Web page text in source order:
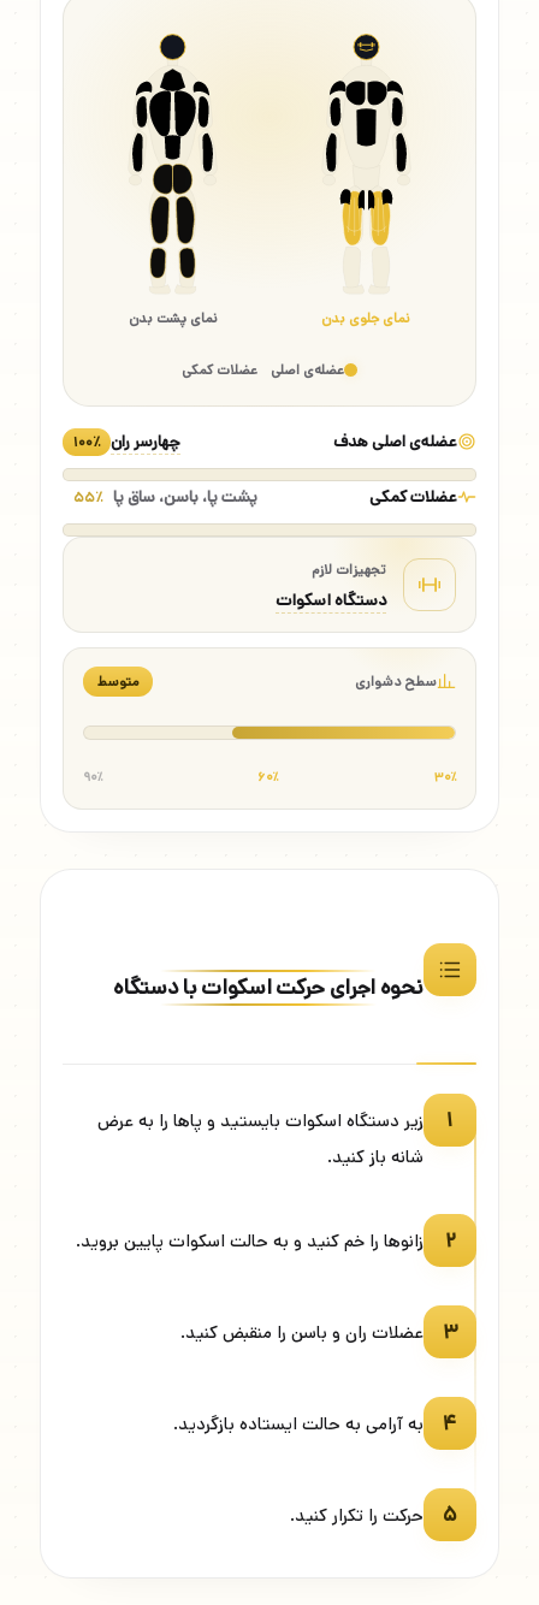
نمای جلوی بدن نمای پشت بدن
عضله‌ی اصلی عضلات کمکی
عضله‌ی اصلی هدف چهارسر ران ۱۰۰٪
عضلات کمکی پشت پا، باسن، ساق پا ۵۵٪
تجهیزات لازم
دستگاه اسکوات
سطح دشواری متوسط
۳۰٪ ۶۰٪ ۹۰٪
نحوه اجرای حرکت اسکوات با دستگاه
۱
زیر دستگاه اسکوات بایستید و پاها را به عرض
شانه باز کنید.
۲ زانوها را خم کنید و به حالت اسکوات پایین بروید.
۳ عضلات ران و باسن را منقبض کنید.
۴ به آرامی به حالت ایستاده بازگردید.
۵ حرکت را تکرار کنید.